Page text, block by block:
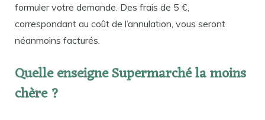
formuler votre demande. Des frais de 5 €,
correspondant au coût de l’annulation, vous seront
néanmoins facturés.
Quelle enseigne Supermarché la moins
chère ?